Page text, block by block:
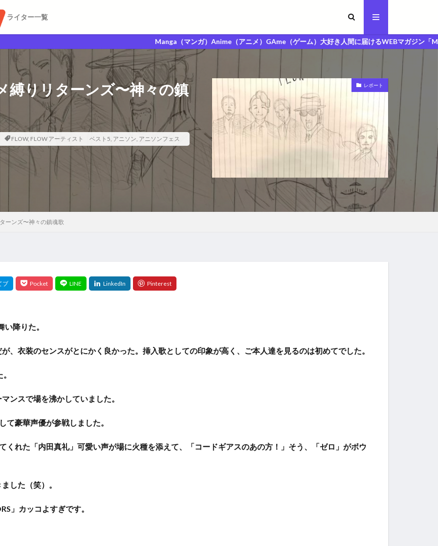
ライター一覧
Manga（マンガ）Anime（アニメ）GAme（ゲーム）大好き人間に届けるWEBマガジン「MAGA人マガジン」
縛りリターンズ〜神々の鎮
FLOW, FLOW アーティスト ベスト5, アニソン, アニソンフェス
レポート
ーンズ〜神々の鎮魂歌
降りた。
、衣装のセンスがとにかく良かった。挿入歌としての印象が高く、ご本人達を見るのは初めてでした。
ンスで場を沸かしていました。
豪華声優が参戦しました。
くれた「内田真礼」可愛い声が場に火種を添えて、「コードギアスのあの方！」そう、「ゼロ」がボウ
した（笑）。
」カッコよすぎです。